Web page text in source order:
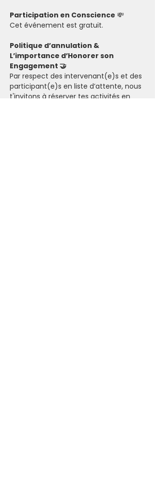
Participation en Conscience 💸
Cet événement est gratuit.
Politique d’annulation &
L’importance d’Honorer son
Engagement 🤝
Par respect des intervenant(e)s et des
participant(e)s en liste d’attente, nous
t'invitons à réserver tes activités en